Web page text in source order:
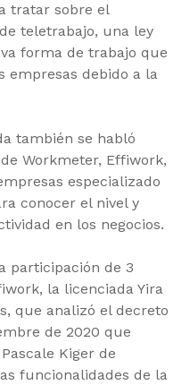
tratar sobre el
teletrabajo, una ley
forma de trabajo que
empresas debido a la
también se habló
Workmeter, Effiwork,
especializado
conocer el nivel y
en los negocios.
participación de 3
la licenciada Yira
que analizó el decreto
de 2020 que
Kiger de
funcionalidades de la